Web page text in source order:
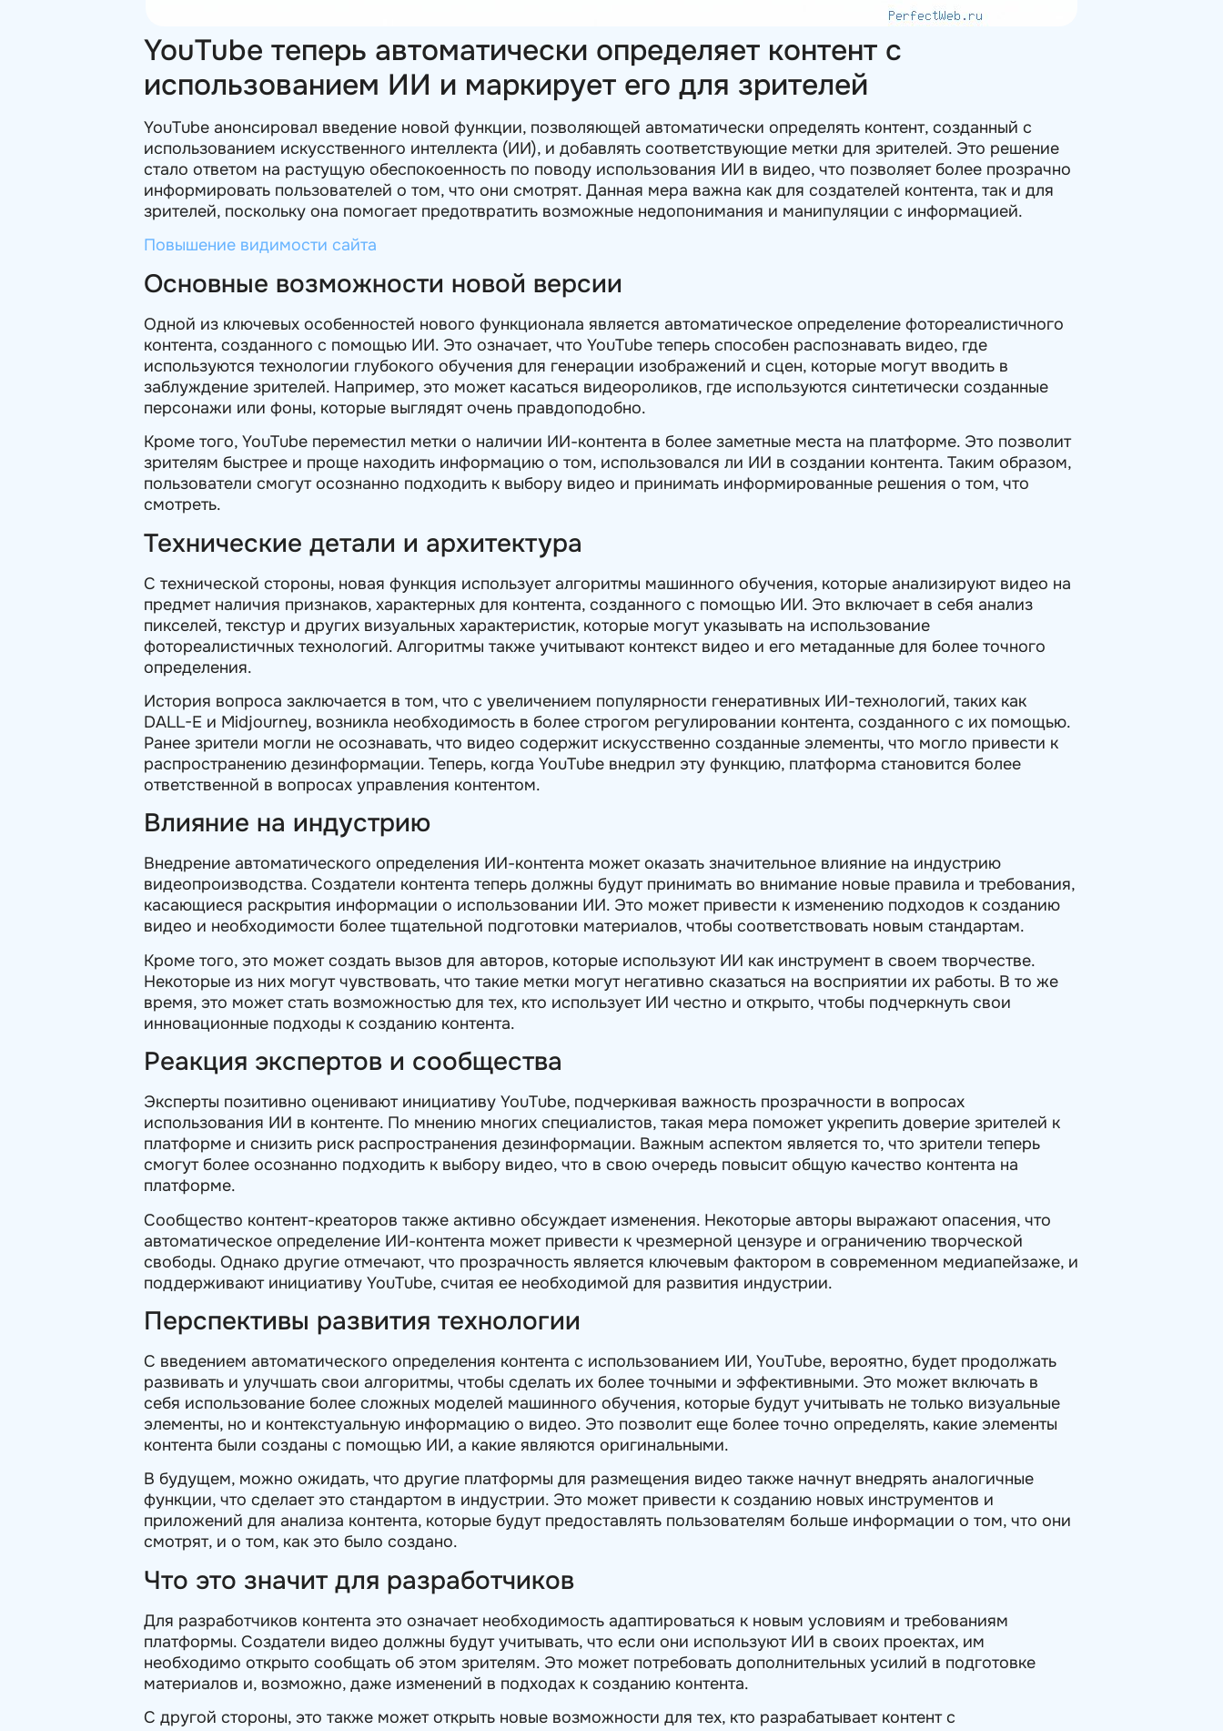
YouTube теперь автоматически определяет контент с
использованием ИИ и маркирует его для зрителей
YouTube анонсировал введение новой функции, позволяющей автоматически определять контент, созданный с
использованием искусственного интеллекта (ИИ), и добавлять соответствующие метки для зрителей. Это решение
стало ответом на растущую обеспокоенность по поводу использования ИИ в видео, что позволяет более прозрачно
информировать пользователей о том, что они смотрят. Данная мера важна как для создателей контента, так и для
зрителей, поскольку она помогает предотвратить возможные недопонимания и манипуляции с информацией.
Повышение видимости сайта
Основные возможности новой версии
Одной из ключевых особенностей нового функционала является автоматическое определение фотореалистичного
контента, созданного с помощью ИИ. Это означает, что YouTube теперь способен распознавать видео, где
используются технологии глубокого обучения для генерации изображений и сцен, которые могут вводить в
заблуждение зрителей. Например, это может касаться видеороликов, где используются синтетически созданные
персонажи или фоны, которые выглядят очень правдоподобно.
Кроме того, YouTube переместил метки о наличии ИИ-контента в более заметные места на платформе. Это позволит
зрителям быстрее и проще находить информацию о том, использовался ли ИИ в создании контента. Таким образом,
пользователи смогут осознанно подходить к выбору видео и принимать информированные решения о том, что
смотреть.
Технические детали и архитектура
С технической стороны, новая функция использует алгоритмы машинного обучения, которые анализируют видео на
предмет наличия признаков, характерных для контента, созданного с помощью ИИ. Это включает в себя анализ
пикселей, текстур и других визуальных характеристик, которые могут указывать на использование
фотореалистичных технологий. Алгоритмы также учитывают контекст видео и его метаданные для более точного
определения.
История вопроса заключается в том, что с увеличением популярности генеративных ИИ-технологий, таких как
DALL-E и Midjourney, возникла необходимость в более строгом регулировании контента, созданного с их помощью.
Ранее зрители могли не осознавать, что видео содержит искусственно созданные элементы, что могло привести к
распространению дезинформации. Теперь, когда YouTube внедрил эту функцию, платформа становится более
ответственной в вопросах управления контентом.
Влияние на индустрию
Внедрение автоматического определения ИИ-контента может оказать значительное влияние на индустрию
видеопроизводства. Создатели контента теперь должны будут принимать во внимание новые правила и требования,
касающиеся раскрытия информации о использовании ИИ. Это может привести к изменению подходов к созданию
видео и необходимости более тщательной подготовки материалов, чтобы соответствовать новым стандартам.
Кроме того, это может создать вызов для авторов, которые используют ИИ как инструмент в своем творчестве.
Некоторые из них могут чувствовать, что такие метки могут негативно сказаться на восприятии их работы. В то же
время, это может стать возможностью для тех, кто использует ИИ честно и открыто, чтобы подчеркнуть свои
инновационные подходы к созданию контента.
Реакция экспертов и сообщества
Эксперты позитивно оценивают инициативу YouTube, подчеркивая важность прозрачности в вопросах
использования ИИ в контенте. По мнению многих специалистов, такая мера поможет укрепить доверие зрителей к
платформе и снизить риск распространения дезинформации. Важным аспектом является то, что зрители теперь
смогут более осознанно подходить к выбору видео, что в свою очередь повысит общую качество контента на
платформе.
Сообщество контент-креаторов также активно обсуждает изменения. Некоторые авторы выражают опасения, что
автоматическое определение ИИ-контента может привести к чрезмерной цензуре и ограничению творческой
свободы. Однако другие отмечают, что прозрачность является ключевым фактором в современном медиапейзаже, и
поддерживают инициативу YouTube, считая ее необходимой для развития индустрии.
Перспективы развития технологии
С введением автоматического определения контента с использованием ИИ, YouTube, вероятно, будет продолжать
развивать и улучшать свои алгоритмы, чтобы сделать их более точными и эффективными. Это может включать в
себя использование более сложных моделей машинного обучения, которые будут учитывать не только визуальные
элементы, но и контекстуальную информацию о видео. Это позволит еще более точно определять, какие элементы
контента были созданы с помощью ИИ, а какие являются оригинальными.
В будущем, можно ожидать, что другие платформы для размещения видео также начнут внедрять аналогичные
функции, что сделает это стандартом в индустрии. Это может привести к созданию новых инструментов и
приложений для анализа контента, которые будут предоставлять пользователям больше информации о том, что они
смотрят, и о том, как это было создано.
Что это значит для разработчиков
Для разработчиков контента это означает необходимость адаптироваться к новым условиям и требованиям
платформы. Создатели видео должны будут учитывать, что если они используют ИИ в своих проектах, им
необходимо открыто сообщать об этом зрителям. Это может потребовать дополнительных усилий в подготовке
материалов и, возможно, даже изменений в подходах к созданию контента.
С другой стороны, это также может открыть новые возможности для тех, кто разрабатывает контент с